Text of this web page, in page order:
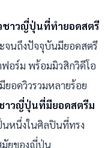
ชาวญี่ปุ่นที่ทำยอดสตรี
จนถึงปัจจุบันมียอดสตรี
อร์ม พร้อมมิวสิกวิดีโอ
ยอดวิวรวมหลายร้อย
าวญี่ปุ่นที่มียอดสตรีม
นหนึ่งในศิลปินที่ทรง
มัยของญี่ปุ่น